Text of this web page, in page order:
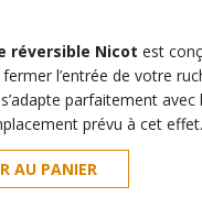
réversible Nicot est
l’entrée de votre
s’adapte parfaitement avec
prévu à cet effet.
AU PANIER